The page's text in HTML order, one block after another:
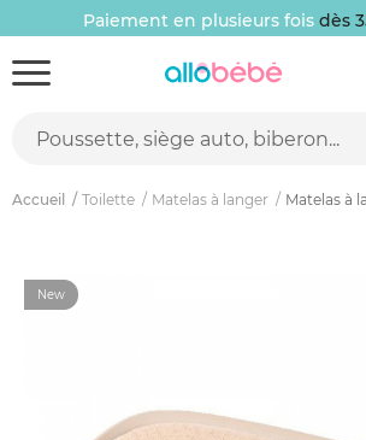
Paiement en plusieurs fois dès
Accueil Toilette Matelas à langer Matelas à
New